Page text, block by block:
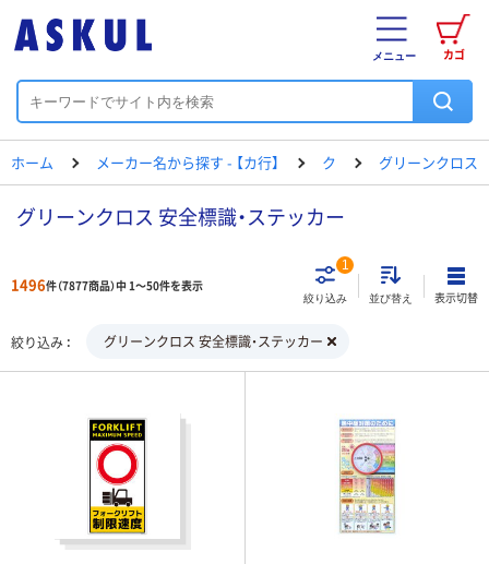
カゴ
メニュー
ホーム メーカー名から探す - 【カ行】 ク グリーンクロス
グリーンクロス 安全標識・ステッカー
1496件（7877商品）中 1～50件を表示
絞り込み
1
並び替え 表示切替
絞り込み グリーンクロス 安全標識・ステッカー